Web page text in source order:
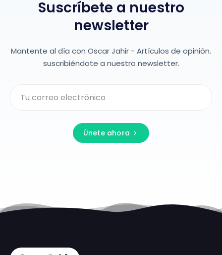
Suscríbete a nuestro
newsletter
Mantente al día con Oscar Jahir - Artículos de opinión.
suscribiéndote a nuestro newsletter.
Únete ahora